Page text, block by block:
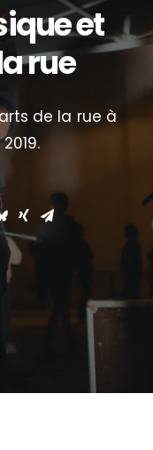
et
rue
de la rue à
2019.